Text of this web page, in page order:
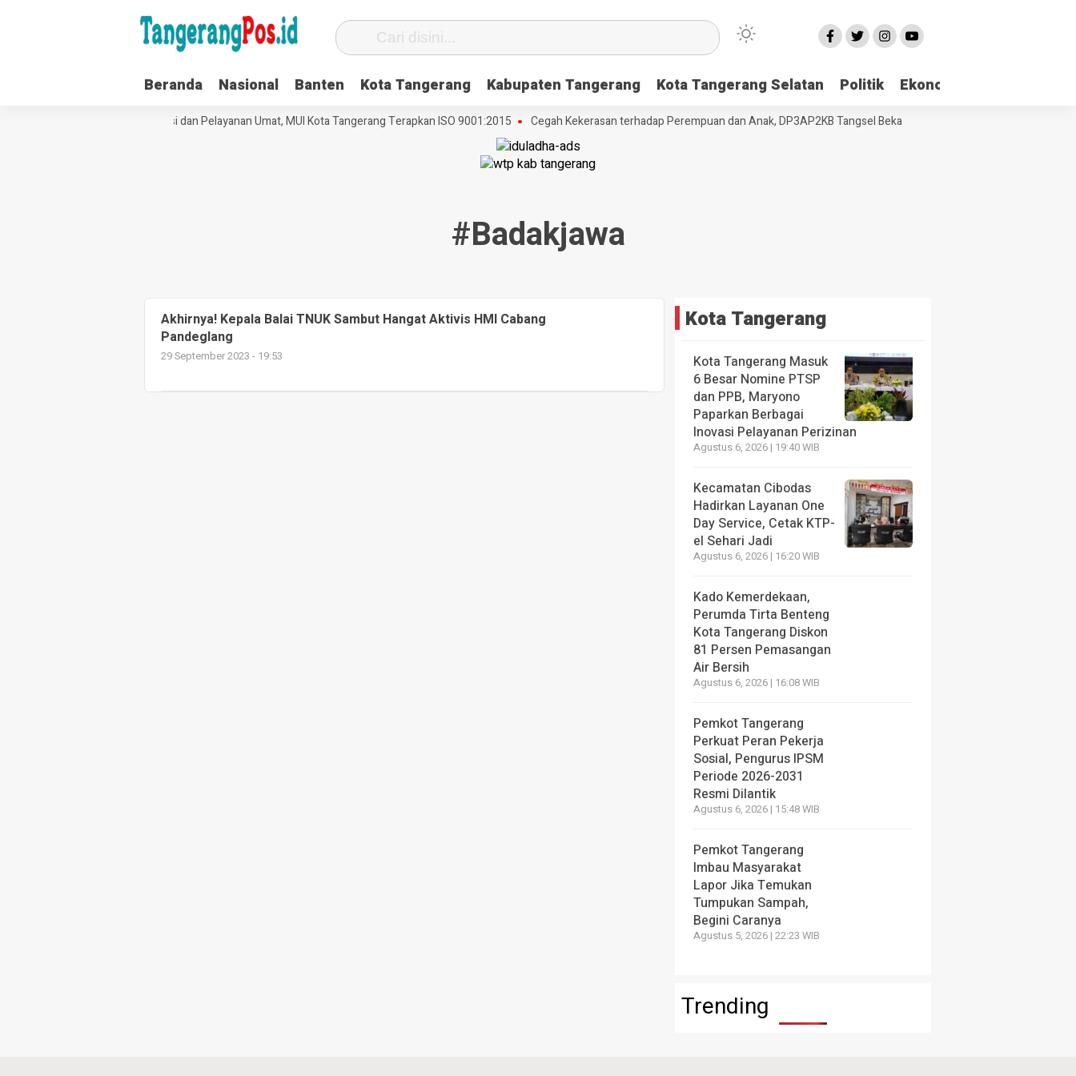
Beranda Nasional Banten Kota Tangerang Kabupaten Tangerang Kota Tangerang Selatan Politik Ekonomi
Perkuat Tata Kelola Organisasi dan Pelayanan Umat, MUI Kota Tangerang Terapkan ISO 9001:2015 Cegah Kekerasan terhadap Perempuan dan Anak, DP3AP2KB Tangsel Bekali Masyarakat Manajemen Stres dan
#badakjawa
Akhirnya! Kepala Balai TNUK Sambut Hangat Aktivis HMI Cabang
Pandeglang
29 September 2023 - 19:53
Kota Tangerang
Kota Tangerang Masuk
6 Besar Nomine PTSP
dan PPB, Maryono
Paparkan Berbagai
Inovasi Pelayanan Perizinan
Agustus 6, 2026 | 19:40 WIB
Kecamatan Cibodas
Hadirkan Layanan One
Day Service, Cetak KTP-
el Sehari Jadi
Agustus 6, 2026 | 16:20 WIB
Kado Kemerdekaan,
Perumda Tirta Benteng
Kota Tangerang Diskon
81 Persen Pemasangan
Air Bersih
Agustus 6, 2026 | 16:08 WIB
Pemkot Tangerang
Perkuat Peran Pekerja
Sosial, Pengurus IPSM
Periode 2026-2031
Resmi Dilantik
Agustus 6, 2026 | 15:48 WIB
Pemkot Tangerang
Imbau Masyarakat
Lapor Jika Temukan
Tumpukan Sampah,
Begini Caranya
Agustus 5, 2026 | 22:23 WIB
Trending